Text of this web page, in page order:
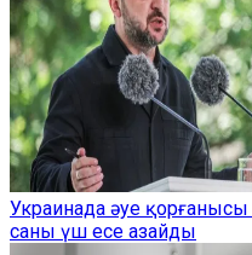
Украинада әуе
саны үш есе азайды